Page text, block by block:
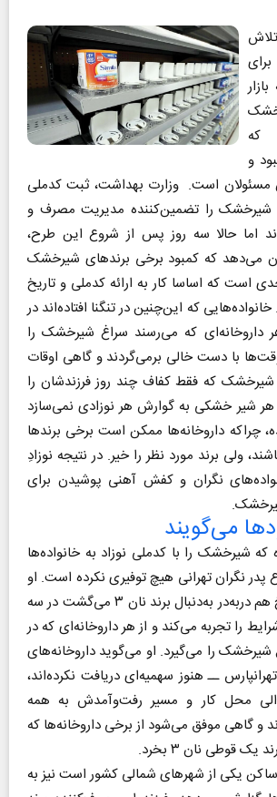
که
و
مسئولان است. وزارت بهداشت، ثبت کدملی
شیرخشک را تضمین‌کننده مدیریت مصرف و
اما حالا سه روز پس از شروع این طرح،
می‌دهد که کمبود برخی برندهای شیرخشک
است که اساسا کار به ارائه کد‌ملی و تاریخ
که این‌چنین در تنگنا افتاده‌اند در
داروخانه‌ای که می‌رسند سراغ شیرخشک را
با دست خالی برمی‌گردند و گاهی اوقات
که فقط کفاف چند روز فرزندشان را
هر شیر خشکی به گوارش هر نوزادی نمی‌سازد
چرا‌که داروخانه‌ها ممکن است برخی برندها
ولی برند مورد نظر را خیر. در نتیجه نوزادِ
نگران و کفش آهنی پوشیدن برای
می‌گویند
که شیرخشک را با کدملی نوزاد به خانواده‌ها
نگران تهرانی هیچ توفیری نکرده است. او
که قبل از این تاریخ هم در‌به‌در به‌دنبال برند نان ۳ می‌گشت در سه
را تجربه می‌کند و از هر داروخانه‌ای که در
را می‌گیرد. او می‌گوید داروخانه‌های
ــ هنوز سهمیه‌ای دریافت نکرده‌اند،
محل کار و مسیر رفت‌و‌آمدش به همه
و گاهی موفق می‌شود از برخی داروخانه‌ها که
قوطی نان ۳ بخرد.
یکی از شهرهای شمالی کشور است نیز به